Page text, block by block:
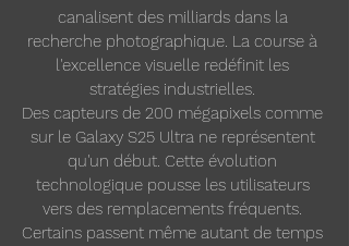
canalisent des milliards dans la
recherche photographique. La course à
l'excellence visuelle redéfinit les
stratégies industrielles.
Des capteurs de 200 mégapixels comme
sur le Galaxy S25 Ultra ne représentent
qu'un début. Cette évolution
technologique pousse les utilisateurs
vers des remplacements fréquents.
Certains passent même autant de temps